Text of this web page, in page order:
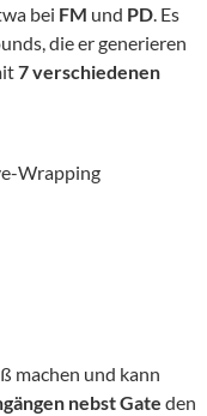
bei FM und PD. Es
die er generieren
7 verschiedenen
Wrapping
machen und kann
nebst Gate den